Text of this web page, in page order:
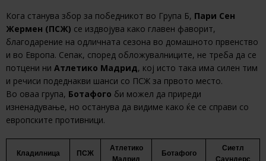
Кога станува збор за победникот во Група Б, Пари Сен
Жермен (ПСЖ) се издвојува како главен фаворит,
благодарение на одличната сезона во домашното првенство
и во Европа. Сепак, според обложувалниците, не треба да се
потцени ни Атлетико Мадрид, кој исто така има силен тим
и речиси подеднакви шанси со ПСЖ за првото место.
Во оваа група, Ботафого би можел да приреди
изненадување, но останува да видиме како ќе се справи со
европските противници.
Кладилница ПСЖ
Атлетико
Ботафого
Сиетл